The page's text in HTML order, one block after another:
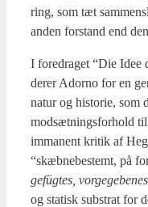
ring, som tæt
anden for­stand end
I fored­ra­get “Die
de­rer Ador­no for en
natur og histo­rie, som
mod­sæt­nings­for­hold til
imma­nent kri­tik af
“skæb­ne­be­stemt, på
gefüg­tes,
og sta­tisk sub­strat for